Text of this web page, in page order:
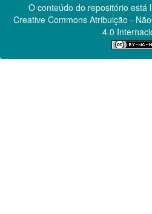
O conteúdo do repositório está
Creative CommonsAtribuição -
4.0